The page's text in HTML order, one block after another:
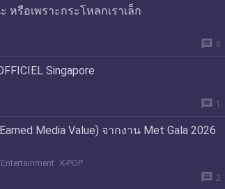
หรือเพราะกระโหลกเราเล็ก
message 0
Singapore
message 1
Media Value) จากงาน Met Gala 2026
Entertainment
K-POP
message 2